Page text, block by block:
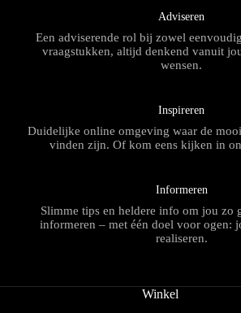
Adviseren
Een adviserende rol bij zowel
vraagstukken, altijd denkend vanuit
wensen.
Inspireren
Duidelijke online omgeving waar de
vinden zijn. Of kom eens kijken in
Informeren
Slimme tips en heldere info om jou zo
informeren – met één doel voor ogen:
realiseren.
Winkel